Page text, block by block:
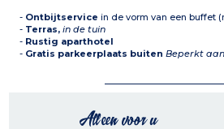
- Ontbijtservice in de vorm van een buffet
- Terras,in de tuin
- Rustig aparthotel
- Gratis parkeerplaats buiten Beperkt
Alleen voor u